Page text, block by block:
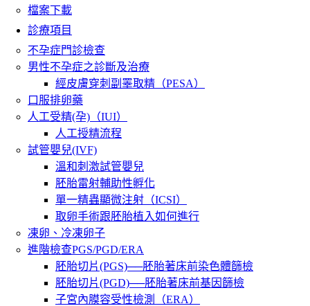
檔案下載
診療項目
不孕症門診檢查
男性不孕症之診斷及治療
經皮膚穿刺副睪取精（PESA）
口服排卵藥
人工受精(孕)（IUI）
人工授精流程
試管嬰兒(IVF)
溫和刺激試管嬰兒
胚胎雷射輔助性孵化
單一精蟲顯微注射（ICSI）
取卵手術跟胚胎植入如何進行
凍卵、冷凍卵子
進階檢查PGS/PGD/ERA
胚胎切片(PGS)──胚胎著床前染色體篩檢
胚胎切片(PGD)──胚胎著床前基因篩檢
子宮內膜容受性檢測（ERA）